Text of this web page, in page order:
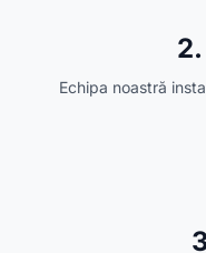
Echipa noastră